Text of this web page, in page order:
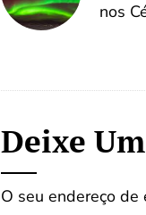
nos
Deixe
O seu endereço